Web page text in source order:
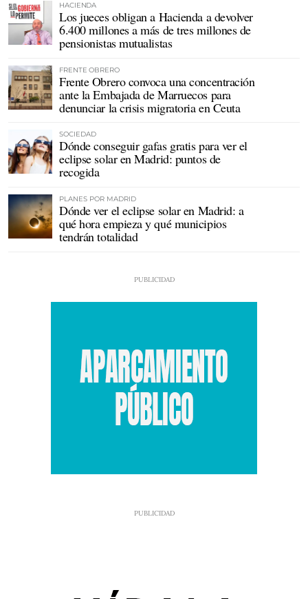
HACIENDA
Los jueces obligan a Hacienda a devolver
6.400 millones a más de tres millones de
pensionistas mutualistas
FRENTE OBRERO
Frente Obrero convoca una concentración
ante la Embajada de Marruecos para
denunciar la crisis migratoria en Ceuta
SOCIEDAD
Dónde conseguir gafas gratis para ver el
eclipse solar en Madrid: puntos de
recogida
PLANES POR MADRID
Dónde ver el eclipse solar en Madrid: a
qué hora empieza y qué municipios
tendrán totalidad